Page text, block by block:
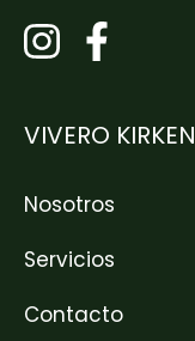
VIVERO KIRKEN
Nosotros
Servicios
Contacto